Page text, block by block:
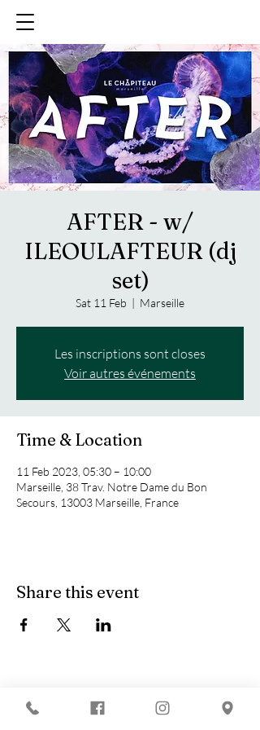
AFTER - w/
ILEOULAFTEUR (dj
set)
Sat 11 Feb
  |
Marseille
Les inscriptions sont closes
Voir autres événements
Time & Location
11 Feb 2023, 05:30 – 10:00
Marseille, 38 Trav. Notre Dame du Bon
Secours, 13003 Marseille, France
Share this event
The best techno evenings?